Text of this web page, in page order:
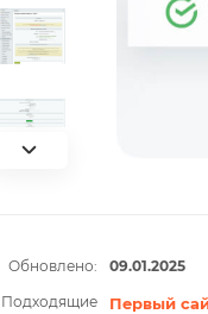
Обновлено: 09.01.2025
Подходящие
Первый